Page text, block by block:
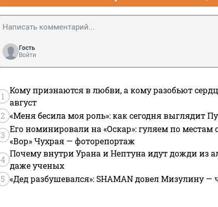
Гость
Войти
1
Кому признаются в любви, а кому разобьют
август
2 «Меня бесила моя роль»: как сегодня выглядит
3
Его номинировали на «Оскар»: гуляем по местам
«Вор» Чухрая — фоторепортаж
4
Почему внутри Урана и Нептуна идут дожди из
даже ученых
5 «Дед разбушевался»: SHAMAN довел Мизулину —